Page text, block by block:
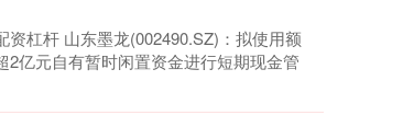
资杠杆 山东墨龙(002490.SZ)：拟使用额
2亿元自有暂时闲置资金进行短期现金管